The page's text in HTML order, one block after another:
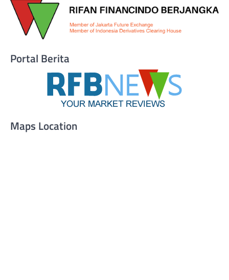
Portal Berita
Maps Location